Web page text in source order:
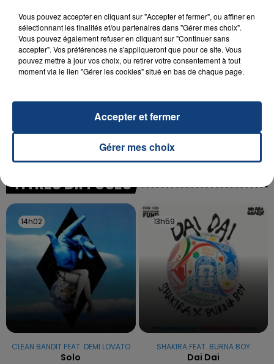
d'un liquide inflammable.
20 juillet 2026
UNE ADOLESCENTE DEVANT SE FAIRE
OPÉRER DE LA CHEVILLE RESSORT DE LA...
La famille a porté plainte contre la clinique qui a
reconnu sa responsabilité et présenté ses
TITRES DIFFUSÉS
14h02
14h02
CLEAN BANDIT FEAT. DEMI LOVATO
Solo
13h59
13h59
SHAKIRA FEAT. BURNA BOY
Dai Dai
Vous pouvez accepter en cliquant sur "Accepter et fermer", ou affiner en
sélectionnant les finalités et/ou partenaires dans "Gérer mes choix".
Vous pouvez également refuser en cliquant sur "Continuer sans
accepter". Vos préférences ne s'appliqueront que pour ce site. Vous
pouvez mettre à jour vos choix, ou retirer votre consentement à tout
moment via le lien "Gérer les cookies" situé en bas de chaque page.
Gérer mes choix
Accepter et fermer